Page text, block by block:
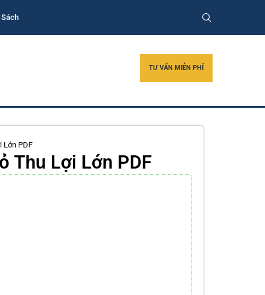
Sách
TƯ VẤN MIỄN PHÍ
Lớn PDF
Thu Lợi Lớn PDF